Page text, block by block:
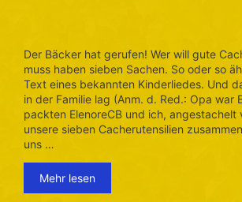
Der Bäcker hat gerufen! Wer will gute
muss haben sieben Sachen. So oder so
Text eines bekannten Kinderliedes. Und
in der Familie lag (Anm. d. Red.: Opa war
packten ElenoreCB und ich, angestachelt
unsere sieben Cacherutensilien
uns …
Mehr lesen